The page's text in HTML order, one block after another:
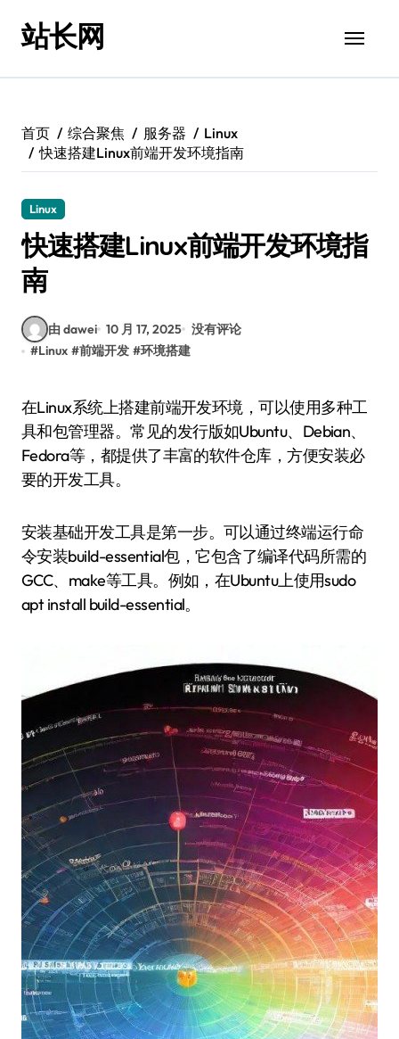
站长网
首页 综合聚焦 服务器
Linux
快速搭建Linux前端开发环境指南
Linux
快速搭建Linux前端开发环境指
南
由 dawei 10 月 17, 2025 没有评论
#Linux #前端开发 #环境搭建
在Linux系统上搭建前端开发环境，可以使用多种工
具和包管理器。常见的发行版如Ubuntu、Debian、
Fedora等，都提供了丰富的软件仓库，方便安装必
要的开发工具。
安装基础开发工具是第一步。可以通过终端运行命
令安装build-essential包，它包含了编译代码所需的
GCC、make等工具。例如，在Ubuntu上使用sudo
apt install build-essential。